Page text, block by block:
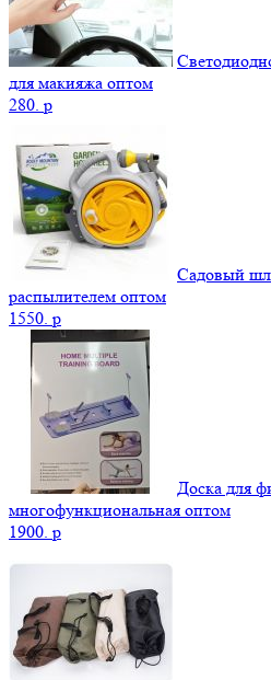
для макияжа оптом
280. p
Садовый
распылителем оптом
1550. p
Доска для
многофункциональная оптом
1900. p